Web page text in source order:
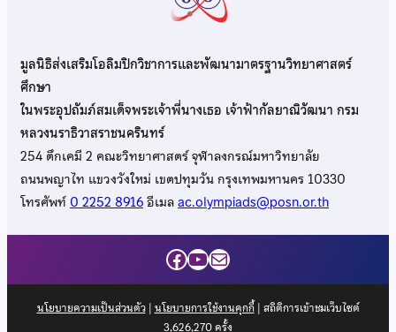
มูลนิธิส่งเสริมโอลิมปิกวิชาการและพัฒนามาตรฐานวิทยาศาสตร์
ศึกษา
ในพระอุปถัมภ์สมเด็จพระเจ้าพี่นางเธอ เจ้าฟ้ากัลยาณิวัฒนา กรม
หลวงนราธิวาสราชนครินทร์
254 ตึกเคมี 2 คณะวิทยาศาสตร์ จุฬาลงกรณ์มหาวิทยาลัย
ถนนพญาไท แขวงวังใหม่ เขตปทุมวัน กรุงเทพมหานคร 10330
โทรศัพท์0 2252 8916อีเมลac.olympiads@posn.or.th
Facebook
YouTube
Mail
นโยบายความเป็นส่วนตัว| นโยบายการใช้งานคุกกี้| สถิติการเข้าชมเว็บไซต์
3,626,270ครั้ง